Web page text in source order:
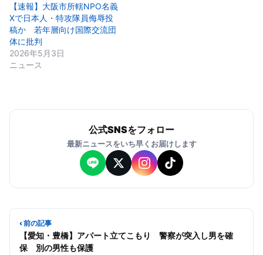
【速報】大阪市所轄NPO名義
Xで日本人・特攻隊員侮辱投
稿か 若年層向け国際交流団
体に批判
2026年5月3日
ニュース
公式SNSをフォロー
最新ニュースをいち早くお届けします
‹ 前の記事
【愛知・豊橋】アパート立てこもり 警察が突入し男を確
保 別の男性も保護